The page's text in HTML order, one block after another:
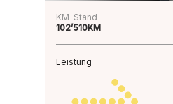
KM-Stand
102’510KM
Leistung